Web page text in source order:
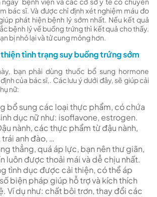
bác sĩ. Và được chỉ định xét nghiệm máu đo
phát hiện bệnh lý sớm nhất. Nếu kết quả
bệnh lý về buồng trứng thì kết quả cho thấy.
bị nhỏ lại và tử cung mỏng hơn.
tình trạng suy buồng trứng sớm
bạn phải dùng thuốc bổ sung hormone
của bác sĩ,. Các lưu ý dưới đây, sẽ giúp cải
nữ:
bổ sung các loại thực phẩm, có chứa
dục nữ như: isoflavone, estrogen.
nành, các thực phẩm từ đậu nành,
anh đào, …
thẳng, quá áp lực, bạn nên thư giãn,
luôn được thoải mái và dễ chịu nhất.
tình dục được cải thiện, có thể áp
biện pháp giúp hỗ trợ và kích thích
Ví dụ như: chất bôi trơn, thay đổi các